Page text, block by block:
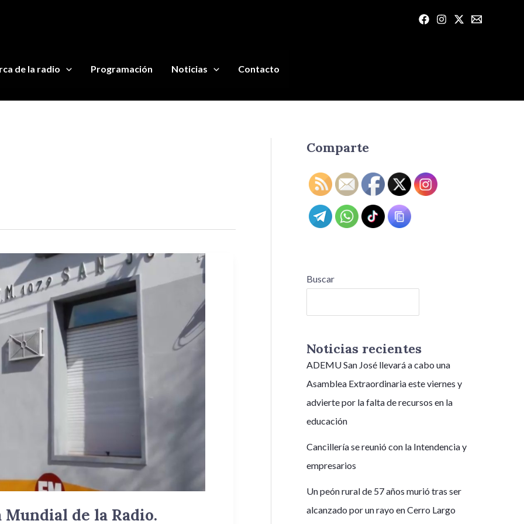
de la radio Programación Noticias Contacto
Mundial de la Radio.
Comparte
Buscar
Noticias recientes
ADEMU San José llevará a cabo una
Asamblea Extraordinaria este viernes y
advierte por la falta de recursos en la
educación
Cancillería se reunió con la Intendencia y
empresarios
Un peón rural de 57 años murió tras ser
alcanzado por un rayo en Cerro Largo